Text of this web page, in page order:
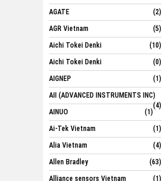
AGATE
(2)
AGR Vietnam
(5)
Aichi Tokei Denki
(10)
Aichi Tokei Denki
(0)
AIGNEP
(1)
AII (ADVANCED INSTRUMENTS INC)
(4)
AINUO
(1)
Ai-Tek Vietnam
(1)
Alia Vietnam
(4)
Allen Bradley
(63)
Alliance sensors Vietnam
(1)